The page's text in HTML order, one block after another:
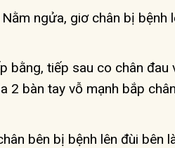
ngửa, giơ chân bị
bằng, tiếp sau co chân
2 bàn tay vỗ mạnh bắp
bên bị bệnh lên đùi bên